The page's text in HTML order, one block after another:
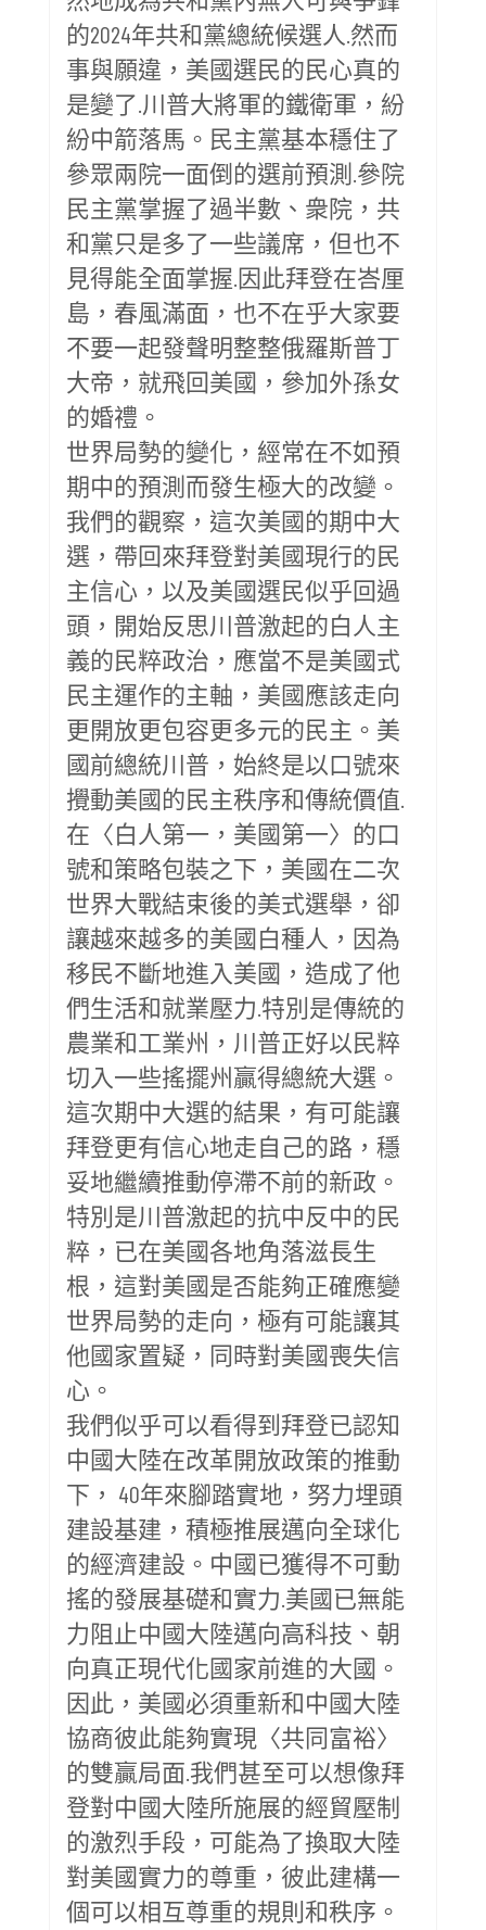
的2024年共和黨總統候選人.然而
事與願違，美國選民的民心真的
是變了.川普大將軍的鐵衛軍，紛
紛中箭落馬。民主黨基本穩住了
參眾兩院一面倒的選前預測.參院
民主黨掌握了過半數、衆院，共
和黨只是多了一些議席，但也不
見得能全面掌握.因此拜登在峇厘
島，春風滿面，也不在乎大家要
不要一起發聲明整整俄羅斯普丁
大帝，就飛回美國，參加外孫女
的婚禮。
世界局勢的變化，經常在不如預
期中的預測而發生極大的改變。
我們的觀察，這次美國的期中大
選，帶回來拜登對美國現行的民
主信心，以及美國選民似乎回過
頭，開始反思川普激起的白人主
義的民粹政治，應當不是美國式
民主運作的主軸，美國應該走向
更開放更包容更多元的民主。美
國前總統川普，始終是以口號來
攪動美國的民主秩序和傳統價值.
在〈白人第一，美國第一〉的口
號和策略包裝之下，美國在二次
世界大戰結束後的美式選舉，卻
讓越來越多的美國白種人，因為
移民不斷地進入美國，造成了他
們生活和就業壓力.特別是傳統的
農業和工業州，川普正好以民粹
切入一些搖擺州贏得總統大選。
這次期中大選的結果，有可能讓
拜登更有信心地走自己的路，穩
妥地繼續推動停滯不前的新政。
特別是川普激起的抗中反中的民
粹，已在美國各地角落滋長生
根，這對美國是否能夠正確應變
世界局勢的走向，極有可能讓其
他國家置疑，同時對美國喪失信
心。
我們似乎可以看得到拜登已認知
中國大陸在改革開放政策的推動
下， 40年來腳踏實地，努力埋頭
建設基建，積極推展邁向全球化
的經濟建設。中國已獲得不可動
搖的發展基礎和實力.美國已無能
力阻止中國大陸邁向高科技、朝
向真正現代化國家前進的大國。
因此，美國必須重新和中國大陸
協商彼此能夠實現〈共同富裕〉
的雙贏局面.我們甚至可以想像拜
登對中國大陸所施展的經貿壓制
的激烈手段，可能為了換取大陸
對美國實力的尊重，彼此建構一
個可以相互尊重的規則和秩序。